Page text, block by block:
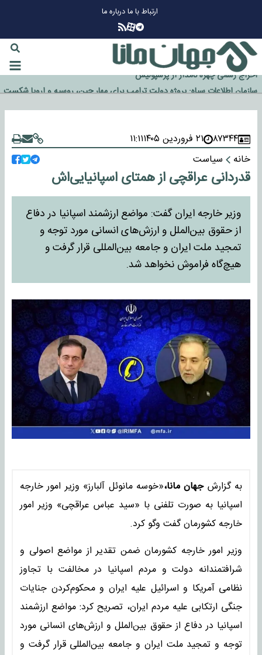
ارتباط با مادرباره ما
گزینه جدایی اوسمار روی میز مدیران پرسپولیس
آیا رئیس جمهور آمریکا قانون را دور می‌زند؟
اخراج رسمی چهره نامدار از پرسپولیس
سازمان اطلاعات سپاه: پروژه دولت ترامپ برای مهار چین، روسیه و اروپا شکست
خورد
۸۷۳۴۴ ۲۱ فروردین ۱۴۰۵
۱۱:۱۱
خانه
سیاست
قدردانی عراقچی از همتای اسپانیایی‌اش
وزیر خارجه ایران گفت: مواضع ارزشمند اسپانیا در دفاع
از حقوق بین‌الملل و ارزش‌های انسانی مورد توجه و
تمجید ملت ایران و جامعه بین‌المللی قرار گرفت و
هیچ‌گاه فراموش نخواهد شد.
به گزارشجهان مانا،«خوسه مانوئل آلبارز» وزیر امور خارجه
اسپانیا به صورت تلفنی با «سید عباس عراقچی» وزیر امور
خارجه کشورمان گفت وگو کرد.
وزیر امور خارجه کشورمان ضمن تقدیر از مواضع اصولی و
شرافتمندانه دولت و مردم اسپانیا در مخالفت با تجاوز
نظامی آمریکا و اسرائیل علیه ایران و محکوم‌کردن جنایات
جنگی ارتکابی علیه مردم ایران، تصریح کرد: مواضع ارزشمند
اسپانیا در دفاع از حقوق بین‌الملل و ارزش‌های انسانی مورد
توجه و تمجید ملت ایران و جامعه بین‌المللی قرار گرفت و